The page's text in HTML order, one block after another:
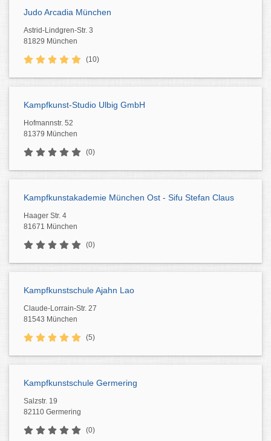
Judo Arcadia München
Astrid-Lindgren-Str. 3
81829 München
(10)
Kampfkunst-Studio Ulbig GmbH
Hofmannstr. 52
81379 München
(0)
Kampfkunstakademie München Ost - Sifu Stefan Claus
Haager Str. 4
81671 München
(0)
Kampfkunstschule Ajahn Lao
Claude-Lorrain-Str. 27
81543 München
(5)
Kampfkunstschule Germering
Salzstr. 19
82110 Germering
(0)